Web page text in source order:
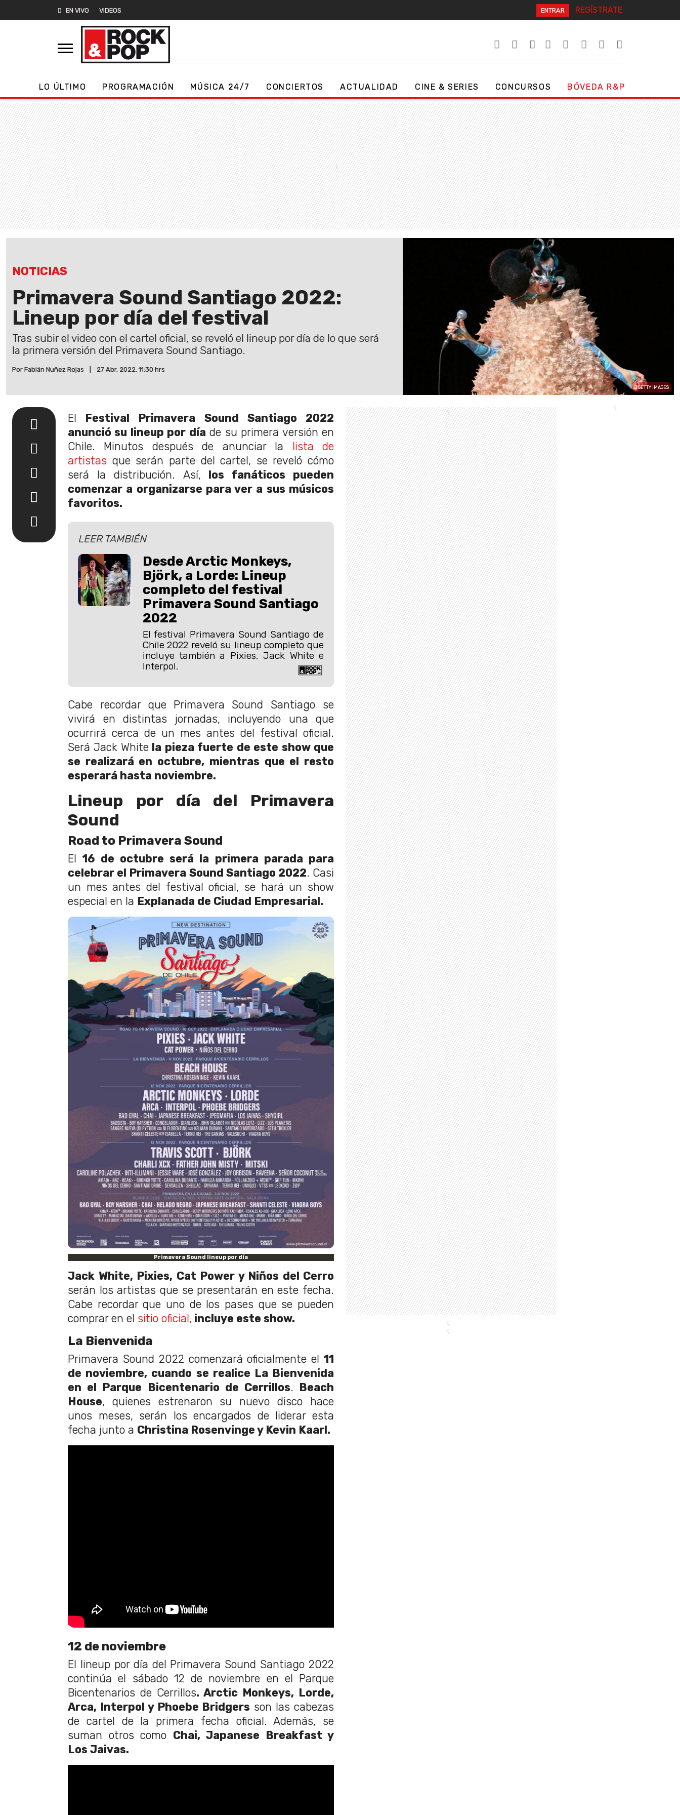
EN VIVO VIDEOS ENTRAR REGÍSTRATE
LO ÚLTIMO PROGRAMACIÓN MÚSICA 24/7 CONCIERTOS ACTUALIDAD CINE & SERIES CONCURSOS BÓVEDA R&P
NOTICIAS
Primavera Sound Santiago 2022:
Lineup por día del festival
Tras subir el video con el cartel oficial, se reveló el lineup por día de lo que será
la primera versión del Primavera Sound Santiago.
Por Fabián Nuñez Rojas 27 Abr, 2022. 11:30 hrs
GETTY IMAGES
El Festival Primavera Sound Santiago 2022
anunció su lineup por día de su primera versión en
Chile. Minutos después de anunciar la lista de
artistas que serán parte del cartel, se reveló cómo
será la distribución. Así, los fanáticos pueden
comenzar a organizarse para ver a sus músicos
favoritos.
LEER TAMBIÉN
Desde Arctic Monkeys,
Björk, a Lorde: Lineup
completo del festival
Primavera Sound Santiago
2022
El festival Primavera Sound Santiago de
Chile 2022 reveló su lineup completo que
incluye también a Pixies, Jack White e
Interpol.
Cabe recordar que Primavera Sound Santiago se
vivirá en distintas jornadas, incluyendo una que
ocurrirá cerca de un mes antes del festival oficial.
Será Jack Whitela pieza fuerte de este show que
se realizará en octubre, mientras que el resto
esperará hasta noviembre.
Lineup por día del Primavera
Sound
Road to Primavera Sound
El16 de octubre será la primera parada para
celebrar el Primavera Sound Santiago 2022. Casi
un mes antes del festival oficial, se hará un show
especial en la Explanada de Ciudad Empresarial.
Primavera Sound lineup por día
Jack White, Pixies, Cat Power y Niños del Cerro
serán los artistas que se presentarán en este fecha.
Cabe recordar que uno de los pases que se pueden
comprar en el sitio oficial, incluye este show.
La Bienvenida
Primavera Sound 2022 comenzará oficialmente el11
de noviembre, cuando se realice La Bienvenida
en el Parque Bicentenario de Cerrillos. Beach
House, quienes estrenaron su nuevo disco hace
unos meses, serán los encargados de liderar esta
fecha junto a Christina Rosenvinge y Kevin Kaarl.
12 de noviembre
El lineup por día del Primavera Sound Santiago 2022
continúa el sábado 12 de noviembre en el Parque
Bicentenarios de Cerrillos. Arctic Monkeys, Lorde,
Arca, Interpol y Phoebe Bridgers son las cabezas
de cartel de la primera fecha oficial. Además, se
suman otros como Chai, Japanese Breakfast y
Los Jaivas.